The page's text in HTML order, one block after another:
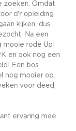
zoeken. Omdat
d'r opleiding
kijken, dus
Na een
mooie rode Up!
en ook nog een
Een bos
nog mooier op.
voor deed,
ervaring mee.